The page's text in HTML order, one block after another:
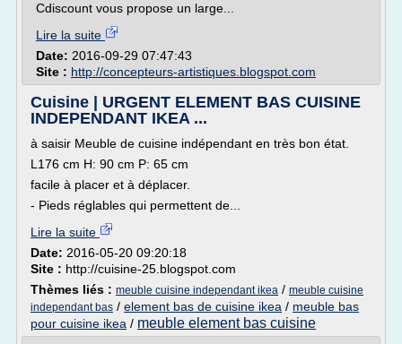
Cdiscount vous propose un large...
Lire la suite
Date: 2016-09-29 07:47:43
Site : http://concepteurs-artistiques.blogspot.com
Cuisine | URGENT ELEMENT BAS CUISINE
INDEPENDANT IKEA ...
à saisir Meuble de cuisine indépendant en très bon état.
L176 cm H: 90 cm P: 65 cm
facile à placer et à déplacer.
- Pieds réglables qui permettent de...
Lire la suite
Date: 2016-05-20 09:20:18
Site : http://cuisine-25.blogspot.com
Thèmes liés : meuble cuisine independant ikea / meuble cuisine
independant bas / element bas de cuisine ikea / meuble bas
pour cuisine ikea / meuble element bas cuisine